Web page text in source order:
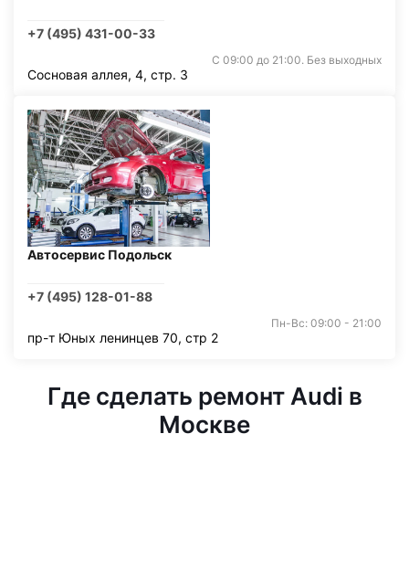
+7 (495) 431-00-33
С 09:00 до 21:00. Без выходных
Сосновая аллея, 4, стр. 3
Автосервис Подольск
+7 (495) 128-01-88
Пн-Вс: 09:00 - 21:00
пр-т Юных ленинцев 70, стр 2
Где сделать ремонт Audi в
Москве